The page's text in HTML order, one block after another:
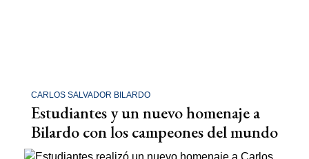
CARLOS SALVADOR BILARDO
Estudiantes y un nuevo homenaje a
Bilardo con los campeones del mundo